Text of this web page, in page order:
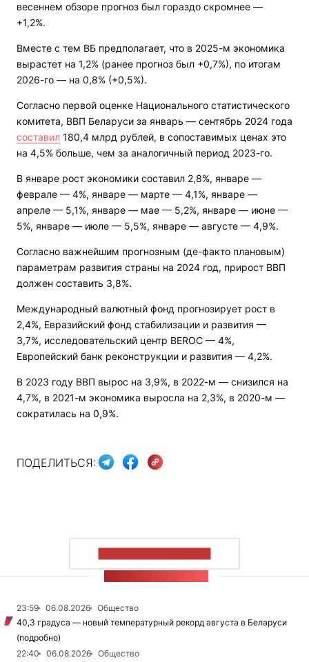
весеннем обзоре прогноз был гораздо скромнее —
+1,2%.
Вместе с тем ВБ предполагает, что в 2025-м экономика
вырастет на 1,2% (ранее прогноз был +0,7%), по итогам
2026-го — на 0,8% (+0,5%).
Согласно первой оценке Национального статистического
комитета, ВВП Беларуси за январь — сентябрь 2024 года
составил 180,4 млрд рублей, в сопоставимых ценах это
на 4,5% больше, чем за аналогичный период 2023-го.
В январе рост экономики составил 2,8%, январе —
феврале — 4%, январе — марте — 4,1%, январе —
апреле — 5,1%, январе — мае — 5,2%, январе — июне —
5%, январе — июле — 5,5%, январе — августе — 4,9%.
Согласно важнейшим прогнозным (де-факто плановым)
параметрам развития страны на 2024 год, прирост ВВП
должен составить 3,8%.
Международный валютный фонд прогнозирует рост в
2,4%, Евразийский фонд стабилизации и развития —
3,7%, исследовательский центр BEROC — 4%,
Европейский банк реконструкции и развития — 4,2%.
В 2023 году ВВП вырос на 3,9%, в 2022-м — снизился на
4,7%, в 2021-м экономика выросла на 2,3%, в 2020-м —
сократилась на 0,9%.
ПОДЕЛИТЬСЯ:
23:59 06.08.2026
Общество
40,3 градуса — новый температурный рекорд августа в Беларуси
(подробно)
22:40
06.08.2026
Общество